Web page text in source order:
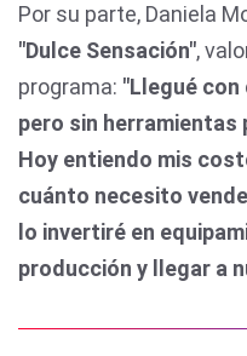
Por su parte, Daniela
"Dulce Sensación",
programa: "Llegué
pero sin herramientas
Hoy entiendo mis
cuánto necesito
lo invertiré en
producción y llegar a